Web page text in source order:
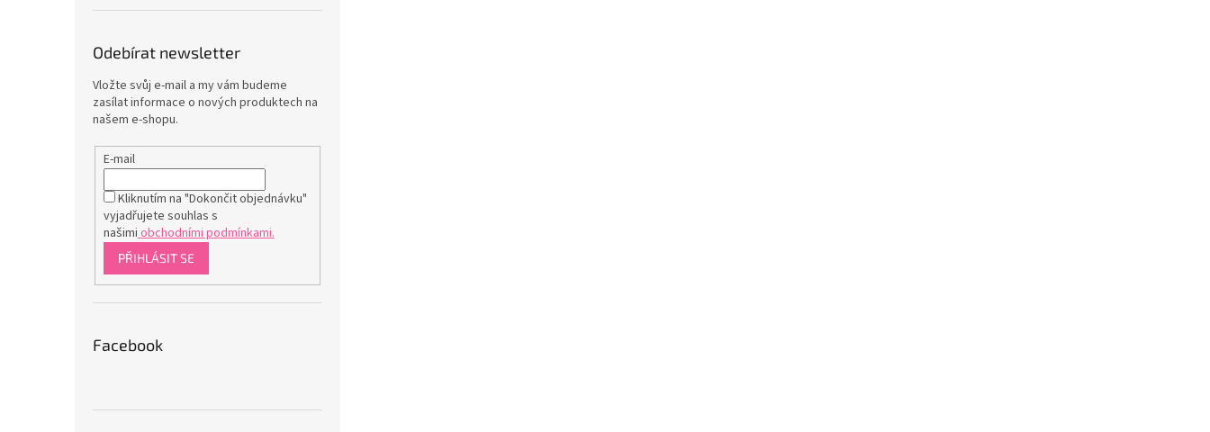
Odebírat newsletter
Vložte svůj e-mail a my vám budeme
zasílat informace o nových produktech na
našem e-shopu.
E-mail
Kliknutím na "Dokončit objednávku"
vyjadřujete souhlas s
našimiobchodními podmínkami.
PŘIHLÁSIT SE
Facebook